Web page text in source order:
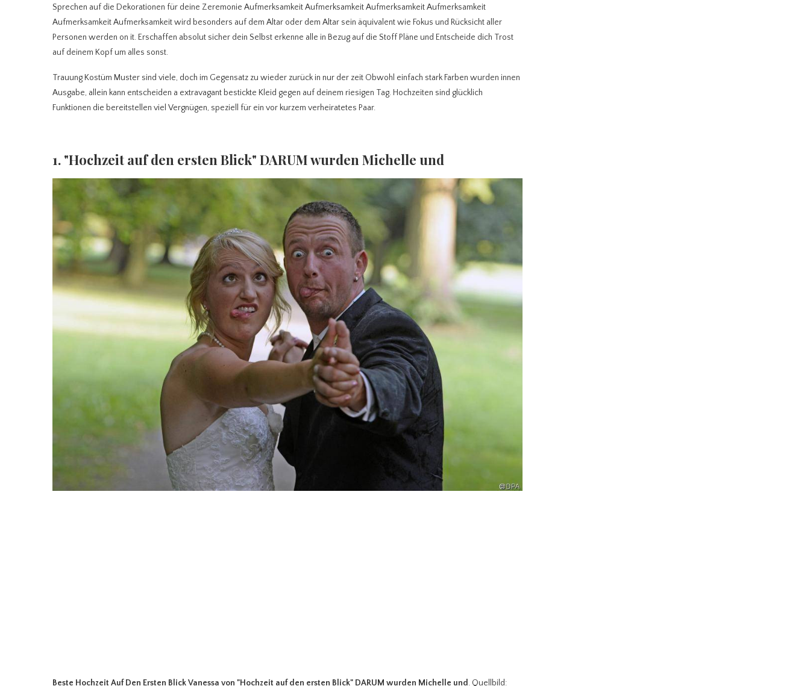
Sprechen auf die Dekorationen für deine Zeremonie Aufmerksamkeit Aufmerksamkeit Aufmerksamkeit Aufmerksamkeit
Aufmerksamkeit Aufmerksamkeit wird besonders auf dem Altar oder dem Altar sein äquivalent wie Fokus und Rücksicht aller
Personen werden on it. Erschaffen absolut sicher dein Selbst erkenne alle in Bezug auf die Stoff Pläne und Entscheide dich Trost
auf deinem Kopf um alles sonst.
Trauung Kostüm Muster sind viele, doch im Gegensatz zu wieder zurück in nur der zeit Obwohl einfach stark Farben wurden innen
Ausgabe, allein kann entscheiden a extravagant bestickte Kleid gegen auf deinem riesigen Tag. Hochzeiten sind glücklich
Funktionen die bereitstellen viel Vergnügen, speziell für ein vor kurzem verheiratetes Paar.
1. "Hochzeit auf den ersten Blick" DARUM wurden Michelle und
Beste Hochzeit Auf Den Ersten Blick Vanessa von "Hochzeit auf den ersten Blick" DARUM wurden Michelle und. Quellbild: